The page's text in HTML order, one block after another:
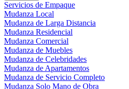
Servicios de Empaque
Mudanza Local
Mudanza de Larga Distancia
Mudanza Residencial
Mudanza Comercial
Mudanza de Muebles
Mudanza de Celebridades
Mudanza de Apartamentos
Mudanza de Servicio Completo
Mudanza Solo Mano de Obra